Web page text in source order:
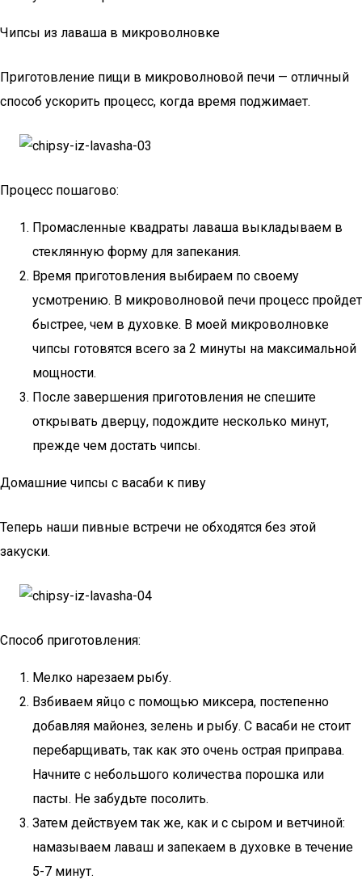
Чипсы из лаваша в микроволновке
Приготовление пищи в микроволновой печи — отличный
способ ускорить процесс, когда время поджимает.
Процесс пошагово:
Промасленные квадраты лаваша выкладываем в
стеклянную форму для запекания.
Время приготовления выбираем по своему
усмотрению. В микроволновой печи процесс пройдет
быстрее, чем в духовке. В моей микроволновке
чипсы готовятся всего за 2 минуты на максимальной
мощности.
После завершения приготовления не спешите
открывать дверцу, подождите несколько минут,
прежде чем достать чипсы.
Домашние чипсы с васаби к пиву
Теперь наши пивные встречи не обходятся без этой
закуски.
Способ приготовления:
Мелко нарезаем рыбу.
Взбиваем яйцо с помощью миксера, постепенно
добавляя майонез, зелень и рыбу. С васаби не стоит
перебарщивать, так как это очень острая приправа.
Начните с небольшого количества порошка или
пасты. Не забудьте посолить.
Затем действуем так же, как и с сыром и ветчиной:
намазываем лаваш и запекаем в духовке в течение
5-7 минут.